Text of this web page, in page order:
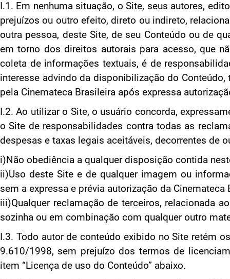
I.1. Em nenhuma situação, o Site, seus autores,
prejuízos ou outro efeito, direto ou indireto,
outra pessoa, deste Site, de seu Conteúdo ou de
em torno dos direitos autorais para acesso, que
coleta de informações textuais, é de
interesse advindo da disponibilização do
pela Cinemateca Brasileira após expressa
I.2. Ao utilizar o Site, o usuário concorda,
o Site de responsabilidades contra todas as
despesas e taxas legais aceitáveis, decorrentes de
i)Não obediência a qualquer disposição contida
ii)Uso deste Site e de qualquer imagem ou
sem a expressa e prévia autorização da Cinemateca
iii)Qualquer reclamação de terceiros, relacionada
sozinha ou em combinação com qualquer outro
I.3. Todo autor de conteúdo exibido no Site retém
9.610/1998, sem prejuízo dos termos de
item “Licença de uso do Conteúdo” abaixo.